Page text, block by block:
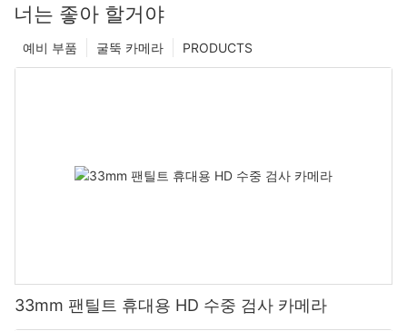
너는 좋아 할거야
PRODUCTS
굴뚝 카메라
예비 부품
33mm 팬틸트 휴대용 HD 수중 검사 카메라